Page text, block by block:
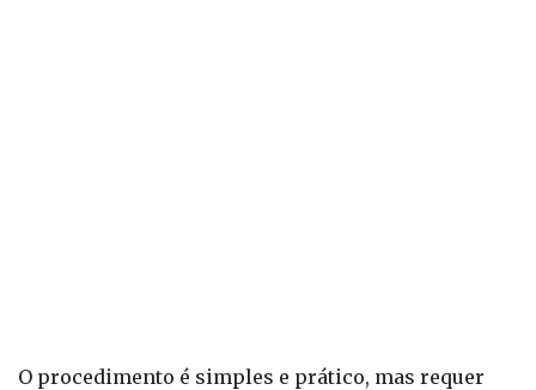
O procedimento é simples e prático, mas requer